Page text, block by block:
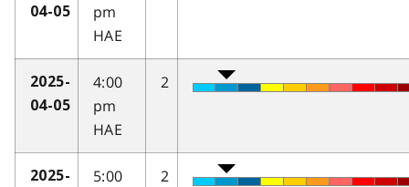
04-05
pm
HAE
2025-
04-05
4:00
pm
HAE
2
2025-
5:00
2